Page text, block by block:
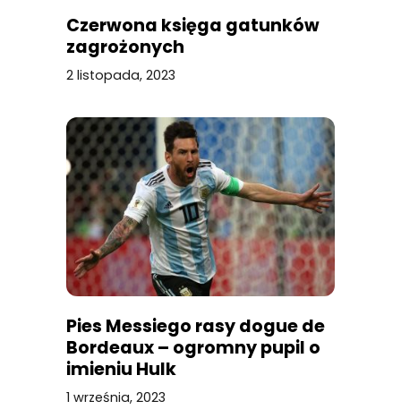
Czerwona księga gatunków
zagrożonych
2 listopada, 2023
Pies Messiego rasy dogue de
Bordeaux – ogromny pupil o
imieniu Hulk
1 września, 2023